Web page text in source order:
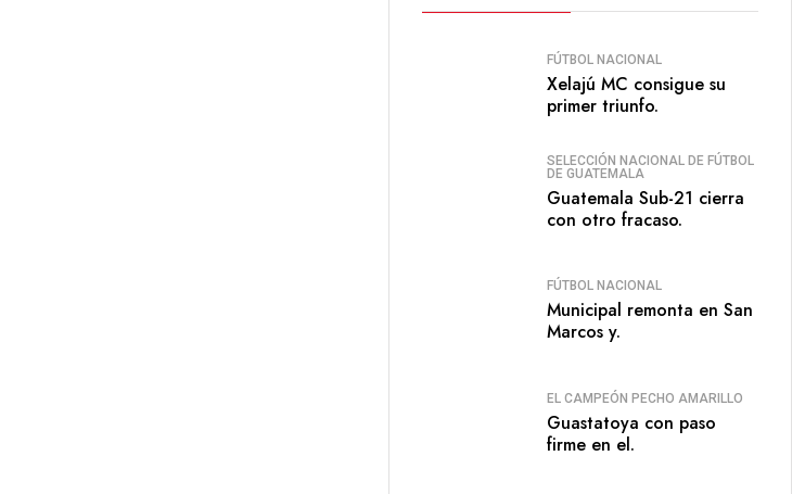
FÚTBOL NACIONAL
Xelajú MC consigue su
primer triunfo.
SELECCIÓN NACIONAL DE FÚTBOL
DE GUATEMALA
Guatemala Sub-21 cierra
con otro fracaso.
FÚTBOL NACIONAL
Municipal remonta en San
Marcos y.
EL CAMPEÓN PECHO AMARILLO
Guastatoya con paso
firme en el.